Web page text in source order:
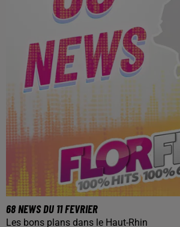
68 NEWS DU 11 FEVRIER
Les bons plans dans le Haut-Rhin